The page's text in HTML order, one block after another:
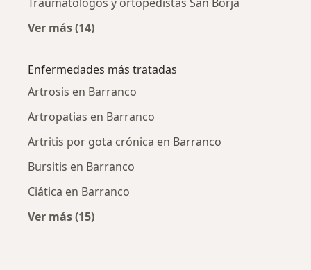
Traumatólogos y ortopedistas San Borja
Ver más (14)
Enfermedades más tratadas
Artrosis en Barranco
Artropatias en Barranco
Artritis por gota crónica en Barranco
Bursitis en Barranco
Ciática en Barranco
Ver más (15)